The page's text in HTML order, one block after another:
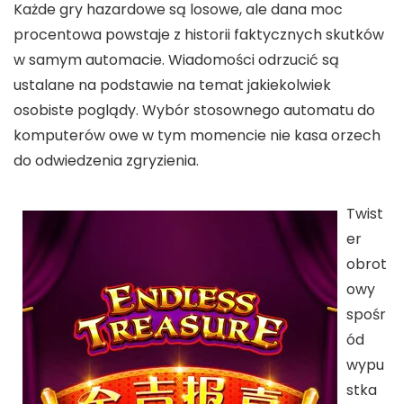
Każde gry hazardowe są losowe, ale dana moc
procentowa powstaje z historii faktycznych skutków
w samym automacie. Wiadomości odrzucić są
ustalane na podstawie na temat jakiekolwiek
osobiste poglądy. Wybór stosownego automatu do
komputerów owe w tym momencie nie kasa orzech
do odwiedzenia zgryzienia.
Twist
er
obrot
owy
spośr
ód
wypu
stka